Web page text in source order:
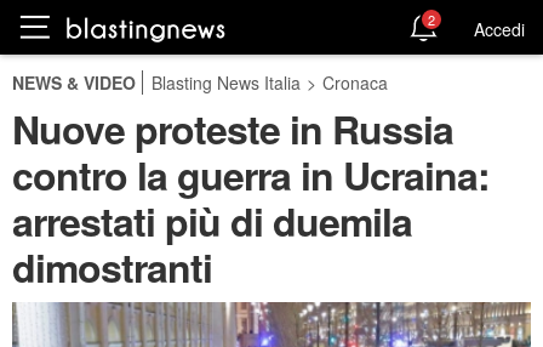
2 Accedi
NEWS & VIDEO Blasting News Italia > Cronaca
Nuove proteste in Russia
contro la guerra in Ucraina:
arrestati più di duemila
dimostranti